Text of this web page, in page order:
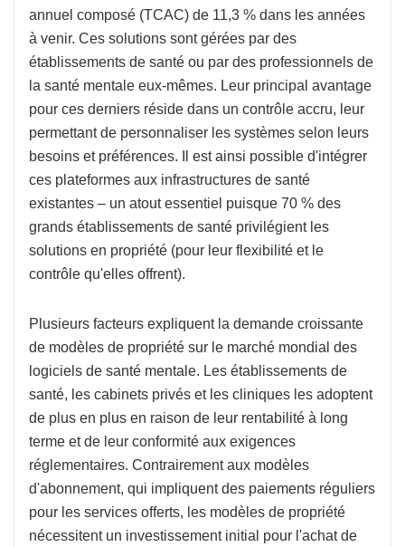
annuel composé (TCAC) de 11,3 % dans les années
à venir. Ces solutions sont gérées par des
établissements de santé ou par des professionnels de
la santé mentale eux-mêmes. Leur principal avantage
pour ces derniers réside dans un contrôle accru, leur
permettant de personnaliser les systèmes selon leurs
besoins et préférences. Il est ainsi possible d'intégrer
ces plateformes aux infrastructures de santé
existantes – un atout essentiel puisque 70 % des
grands établissements de santé privilégient les
solutions en propriété (pour leur flexibilité et le
contrôle qu'elles offrent).
Plusieurs facteurs expliquent la demande croissante
de modèles de propriété sur le marché mondial des
logiciels de santé mentale. Les établissements de
santé, les cabinets privés et les cliniques les adoptent
de plus en plus en raison de leur rentabilité à long
terme et de leur conformité aux exigences
réglementaires. Contrairement aux modèles
d'abonnement, qui impliquent des paiements réguliers
pour les services offerts, les modèles de propriété
nécessitent un investissement initial pour l'achat de